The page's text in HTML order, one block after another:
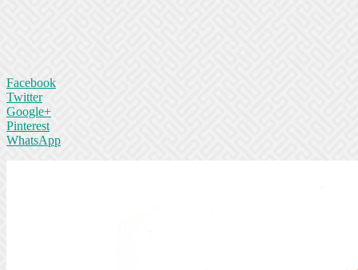
Facebook
Twitter
Google+
Pinterest
WhatsApp